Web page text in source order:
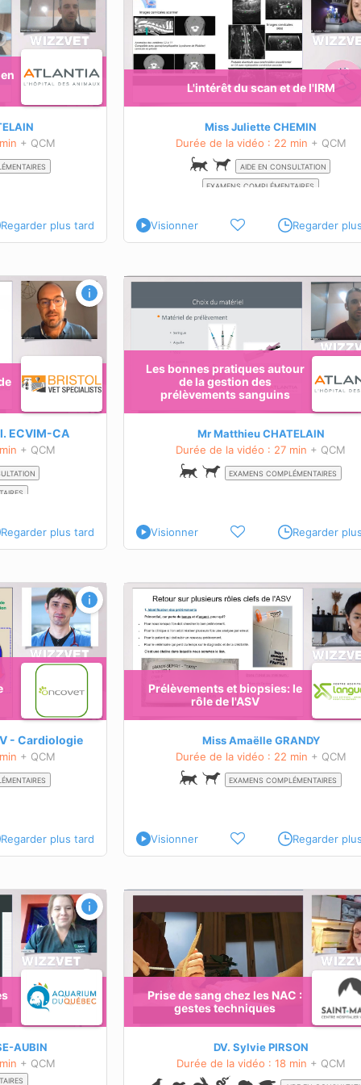
+ QCM
Regarder plus tard
L'intérêt du scan et de l'IRM
Miss Juliette CHEMIN
Durée de la vidéo : 22 min + QCM
AIDE EN CONSULTATION
EXAMENS COMPLÉMENTAIRES
et de l'IRM
formation
Visionner Regarder
OBJECTIFS PÉDAGOGIQUES
Comprendre les analyses
urinaires
Eviter les erreurs de pre
analytique
En savoir plus sur cette formation
ECVIM-CA
+ QCM
Regarder plus tard
Les bonnes pratiques autour
de la gestion des
prélèvements sanguins
Mr Matthieu CHATELAIN
Durée de la vidéo : 27 min + QCM
EXAMENS COMPLÉMENTAIRES
de la gestion
formation
Visionner Regarder
Principe de base de l’interprétation
OBJECTIFS PÉDAGOGIQUES
Connaître les objectifs passés
et actuel de l’examen
Connaître les principes de
l’interprétation d’un ECG.
Savoir reconnaître un examen ECG anormal.
- Cardiologie
+ QCM
Regarder plus tard
Prélèvements et biopsies: le
rôle de l'ASV
Miss Amaëlle GRANDY
Durée de la vidéo : 22 min + QCM
EXAMENS COMPLÉMENTAIRES
rôle de l'ASV
sont
de l'ASV autour de
de l'ASV sur la
biologiques est
Visionner Regarder
Les tests à disposition pour
affection oculaire et les prévenir
OBJECTIFS PÉDAGOGIQUES
Comprendre l’intérêt, la mise en
oeuvre et l’interprétation des
différents tests
complémentaires à l’examen
ophtalmologique.
AUBIN
+ QCM
Prise de sang chez les NAC :
gestes techniques
DV. Sylvie PIRSON
Durée de la vidéo : 18 min + QCM
: gestes
de
nécessaire à
formation
Dermatologie du lapin : les notions
OBJECTIFS PÉDAGOGIQUES
Connaitre les principes de
bases de dermatologie
Savoir réaliser les principaux
examens complémentaires
utilisés en dermatologie : scotch test,
cutané etc.
Connaitre les principales dermatoses
chez le lapin de compagnie
En savoir plus sur cette formation